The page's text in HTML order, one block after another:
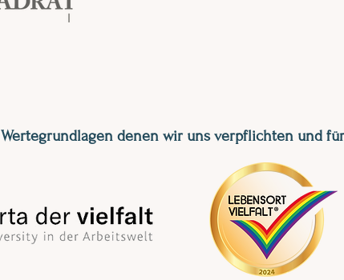
Wertegrundlagen denen wir uns verpflichten und